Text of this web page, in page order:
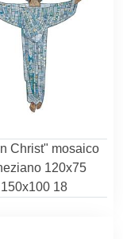
Christ" mosaico
120x75
150x100 18